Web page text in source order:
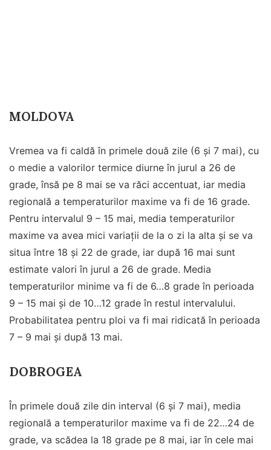
MOLDOVA
Vremea va fi caldă în primele două zile (6 și 7 mai), cu
o medie a valorilor termice diurne în jurul a 26 de
grade, însă pe 8 mai se va răci accentuat, iar media
regională a temperaturilor maxime va fi de 16 grade.
Pentru intervalul 9 – 15 mai, media temperaturilor
maxime va avea mici variații de la o zi la alta și se va
situa între 18 și 22 de grade, iar după 16 mai sunt
estimate valori în jurul a 26 de grade. Media
temperaturilor minime va fi de 6…8 grade în perioada
9 – 15 mai și de 10…12 grade în restul intervalului.
Probabilitatea pentru ploi va fi mai ridicată în perioada
7 – 9 mai și după 13 mai.
DOBROGEA
În primele două zile din interval (6 și 7 mai), media
regională a temperaturilor maxime va fi de 22…24 de
grade, va scădea la 18 grade pe 8 mai, iar în cele mai